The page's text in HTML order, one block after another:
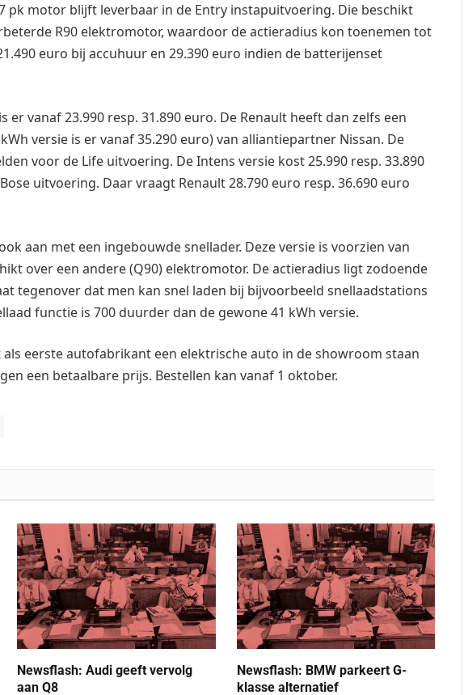
pk motor blijft leverbaar in de Entry instapuitvoering. Die beschikt
R90 elektromotor, waardoor de actieradius kon toenemen tot
euro bij accuhuur en 29.390 euro indien de batterijenset
er vanaf 23.990 resp. 31.890 euro. De Renault heeft dan zelfs een
versie is er vanaf 35.290 euro) van alliantiepartner Nissan. De
voor de Life uitvoering. De Intens versie kost 25.990 resp. 33.890
uitvoering. Daar vraagt Renault 28.790 euro resp. 36.690 euro
aan met een ingebouwde snellader. Deze versie is voorzien van
over een andere (Q90) elektromotor. De actieradius ligt zodoende
tegenover dat men kan snel laden bij bijvoorbeeld snellaadstations
functie is 700 duurder dan de gewone 41 kWh versie.
als eerste autofabrikant een elektrische auto in de showroom staan
een betaalbare prijs. Bestellen kan vanaf 1 oktober.
Newsflash: Audi geeft vervolg
aan Q8
Newsflash: BMW parkeert G-
klasse alternatief